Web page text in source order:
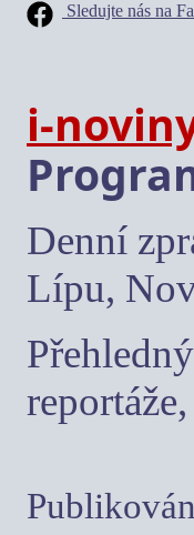
Sledujte nás na
i-
Denní
Lípu,